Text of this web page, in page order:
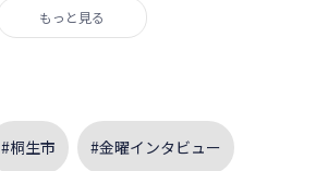
もっと見る
#桐生市 #金曜インタビュー